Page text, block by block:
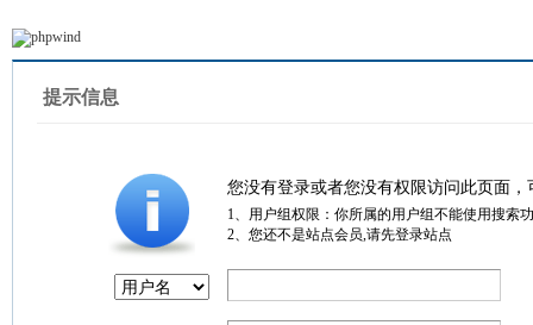
提示信息
您没有登录或者您没有权限访问此页面
1、用户组权限：你所属的用户组不能使用搜索
2、您还不是站点会员,请先登录站点